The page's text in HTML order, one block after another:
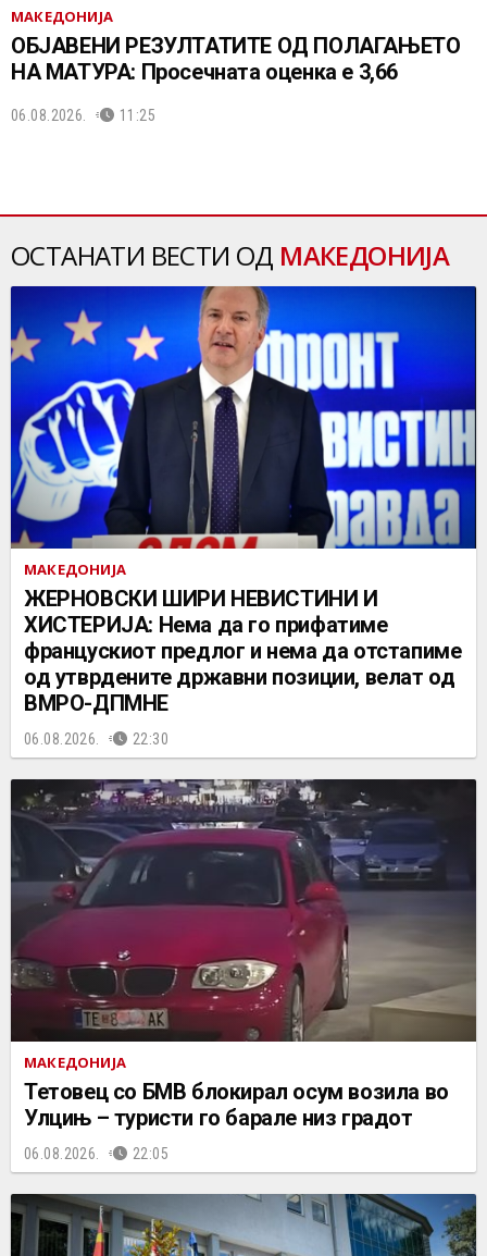
МАКЕДОНИЈА
ОБЈАВЕНИ РЕЗУЛТАТИТЕ ОД ПОЛАГАЊЕТО
НА МАТУРА: Просечната оценка е 3,66
06.08.2026. 11:25
ОСТАНАТИ ВЕСТИ ОД МАКЕДОНИЈА
МАКЕДОНИЈА
ЖЕРНОВСКИ ШИРИ НЕВИСТИНИ И
ХИСТЕРИЈА: Нема да го прифатиме
францускиот предлог и нема да отстапиме
од утврдените државни позиции, велат од
ВМРО-ДПМНЕ
06.08.2026. 22:30
МАКЕДОНИЈА
Тетовец со БМВ блокирал осум возила во
Улцињ – туристи го барале низ градот
06.08.2026. 22:05